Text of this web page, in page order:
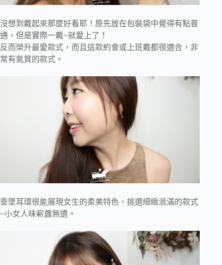
沒想到戴起來那麼好看耶！原先放在包裝袋中覺得有點普
通，但是實際一戴~就愛上了！
反而榮升最愛款式，而且這款約會或上班戴都很適合，非
常有氣質的款式。
垂墜耳環很能展現女生的柔美特色，挑選細緻浪滿的款式
~小女人味嶄露無遺。